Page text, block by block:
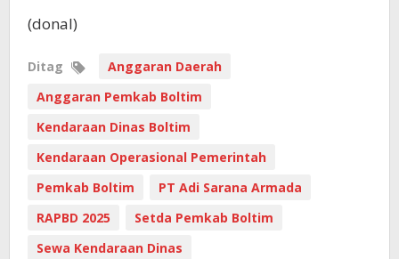
(donal)
Ditag
Anggaran Daerah
Anggaran Pemkab Boltim
Kendaraan Dinas Boltim
Kendaraan Operasional Pemerintah
Pemkab Boltim
PT Adi Sarana Armada
RAPBD 2025
Setda Pemkab Boltim
Sewa Kendaraan Dinas